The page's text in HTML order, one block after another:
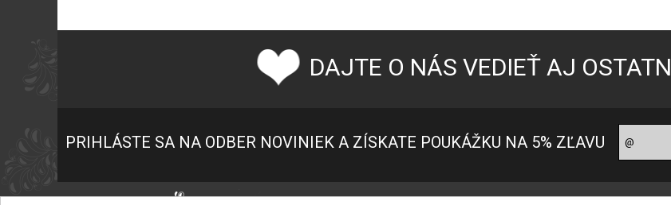
DAJTE O NÁS VEDIEŤ AJ
PRIHLÁSTE SA NA ODBER NOVINIEK A ZÍSKATE POUKÁŽKU NA 5% ZĽAVU